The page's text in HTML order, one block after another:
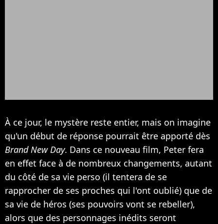
À ce jour, le mystère reste entier, mais on imagine
qu'un début de réponse pourrait être apporté dès
Brand New Day. Dans ce nouveau film, Peter fera
en effet face à de nombreux changements, autant
du côté de sa vie perso (il tentera de se
rapprocher de ses proches qui l'ont oublié) que de
sa vie de héros (ses pouvoirs vont se rebeller),
alors que des personnages inédits seront